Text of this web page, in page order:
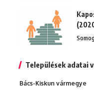
Települések adatai
Bács-Kiskun vármegye